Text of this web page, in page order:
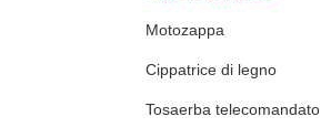
Motozappa
Cippatrice di legno
Tosaerba telecomandato